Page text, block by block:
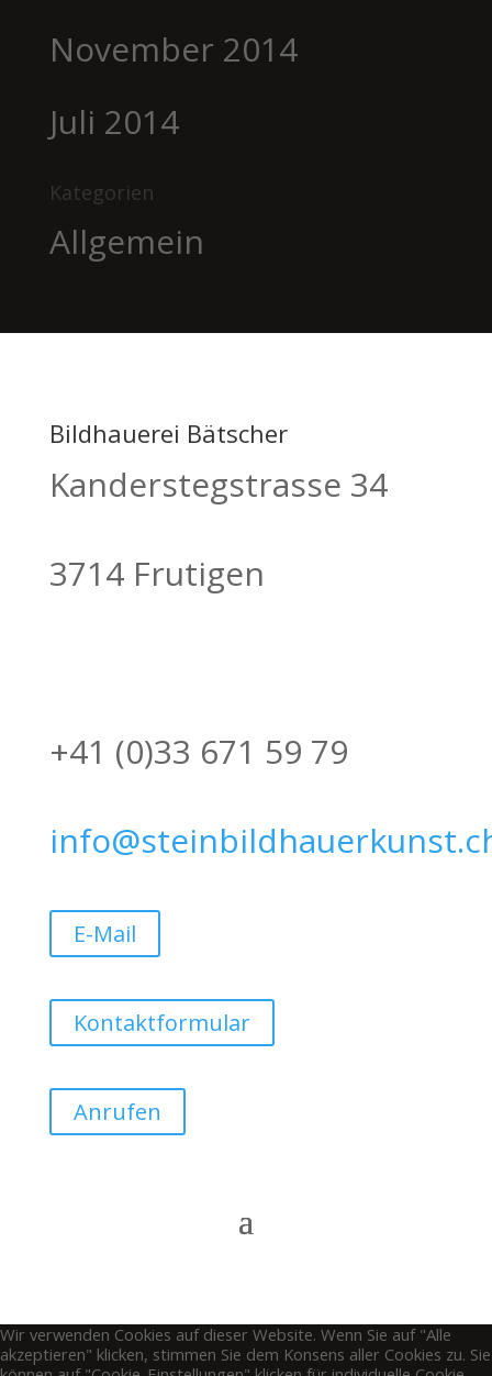
November 2014
Juli 2014
Kategorien
Allgemein
Bildhauerei Bätscher
Kanderstegstrasse 34
3714 Frutigen
+41 (0)33 671 59 79
E-Mail
Kontaktformular
Anrufen
Wir verwenden Cookies auf dieser Website. Wenn Sie auf "Alle
akzeptieren" klicken, stimmen Sie dem Konsens aller Cookies zu. Sie